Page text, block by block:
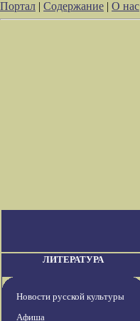
Портал | Содержание | О нас
ЛИТЕРАТУРА
Новости русской культуры
Афиша